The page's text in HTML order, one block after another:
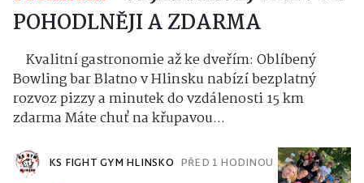
POHODLNĚJI A ZDARMA
Kvalitní gastronomie až ke dveřím: Oblíbený
Bowling bar Blatno v Hlinsku nabízí bezplatný
rozvoz pizzy a minutek do vzdálenosti 15 km
zdarma Máte chuť na křupavou...
KS FIGHT GYM HLINSKO PŘED 1 HODINOU